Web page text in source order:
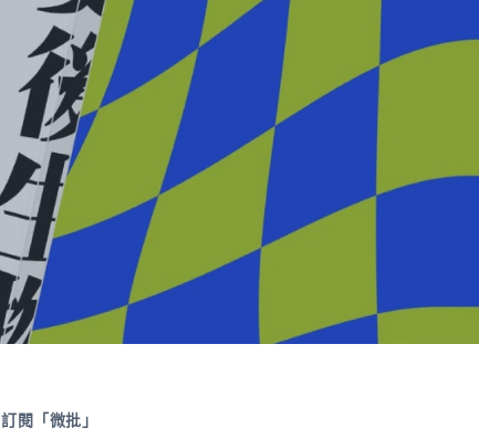
訂閱「微批」